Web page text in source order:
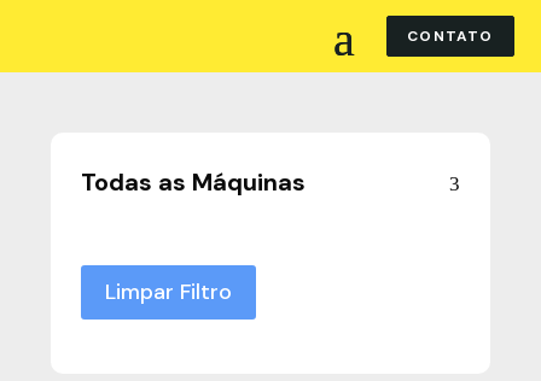
CONTATO
Todas as Máquinas
Limpar Filtro